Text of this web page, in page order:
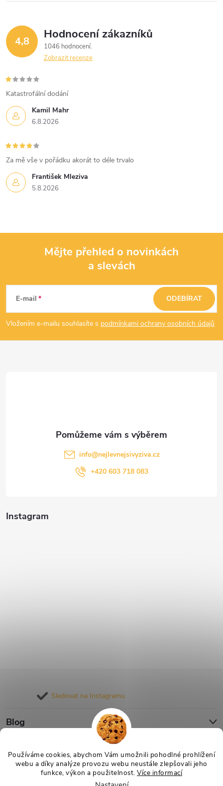
Používáme cookies, abychom Vám umožnili pohodlné prohlížení
webu a díky analýze provozu webu neustále zlepšovali jeho
funkce, výkon a použitelnost. Více informací
ý
p
i
s
u
4,8 Hodnocení zákazníků
1046 hodnocení
Zobrazit recenze
Kamil Mahr
6.8.2026
Katastrofální dodání
František Mleziva
5.8.2026
Za mě vše v pořádku akorát to déle trvalo
p
Mějte přehled o novinkách
a slevách
E-mail
Vložením e-mailu souhlasíte s podmínkami ochrany osobních údajů
ODEBÍRAT
Instagram
Sledovat na Instagramu
Blog
Informace pro vás
info@nejlevnejsivyziva.cz
+420 603 718 083